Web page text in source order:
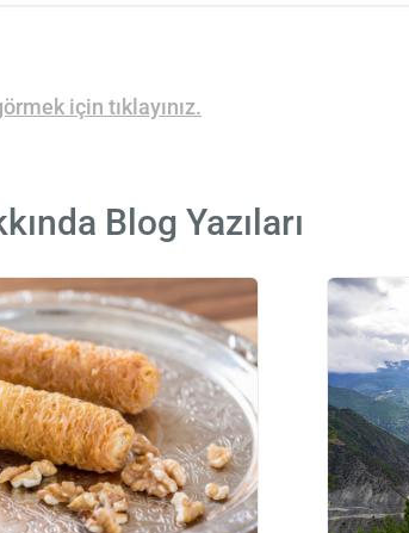
için tıklayınız.
Blog Yazıları